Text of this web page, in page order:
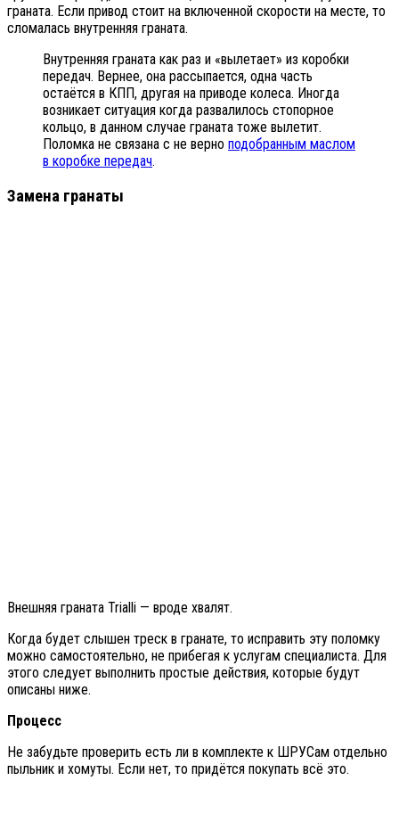
граната. Если привод стоит на включенной скорости на месте, то
сломалась внутренняя граната.
Внутренняя граната как раз и «вылетает» из коробки
передач. Вернее, она рассыпается, одна часть
остаётся в КПП, другая на приводе колеса. Иногда
возникает ситуация когда развалилось стопорное
кольцо, в данном случае граната тоже вылетит.
Поломка не связана с не верно подобранным маслом
в коробке передач.
Замена гранаты
Внешняя граната Trialli — вроде хвалят.
Когда будет слышен треск в гранате, то исправить эту поломку
можно самостоятельно, не прибегая к услугам специалиста. Для
этого следует выполнить простые действия, которые будут
описаны ниже.
Процесс
Не забудьте проверить есть ли в комплекте к ШРУСам отдельно
пыльник и хомуты. Если нет, то придётся покупать всё это.